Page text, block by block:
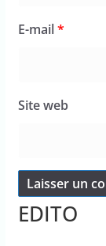
E-mail*
Site web
EDITO